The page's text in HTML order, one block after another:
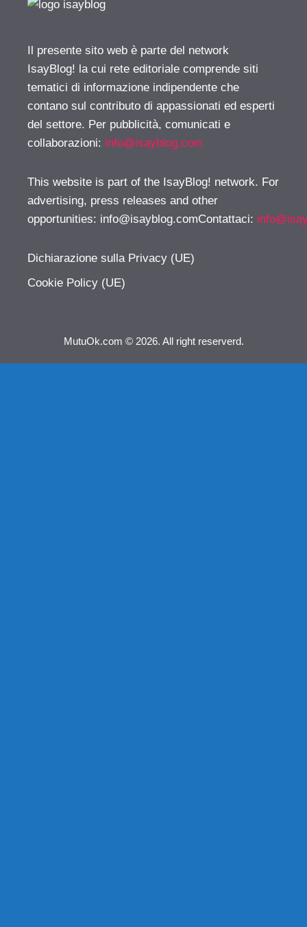
Il presente sito web è parte del network
IsayBlog! la cui rete editoriale comprende siti
tematici di informazione indipendente che
contano sul contributo di appassionati ed esperti
del settore. Per pubblicità, comunicati e
collaborazioni: info@isayblog.com
This website is part of the IsayBlog! network. For
advertising, press releases and other
opportunities: info@isayblog.comContattaci:
Dichiarazione sulla Privacy (UE)
Cookie Policy (UE)
MutuOk.com © 2026. All right reserverd.